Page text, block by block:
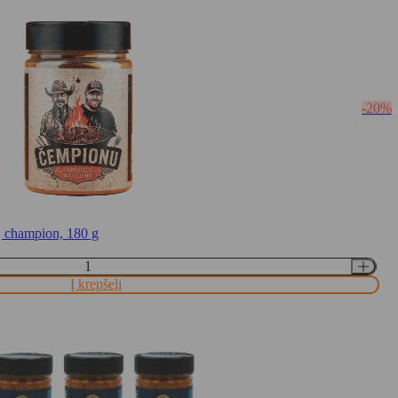
-20%
180 g
Į krepšelį